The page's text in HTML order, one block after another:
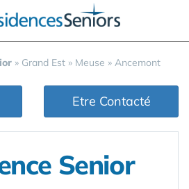
» Grand Est » Meuse » Ancemont
Etre Contacté
Senior